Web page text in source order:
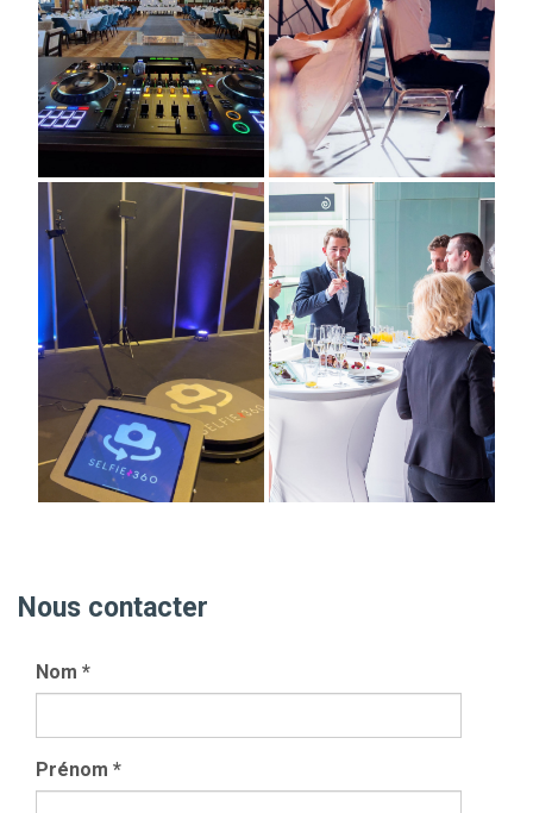
Nous contacter
Nom *
Prénom *